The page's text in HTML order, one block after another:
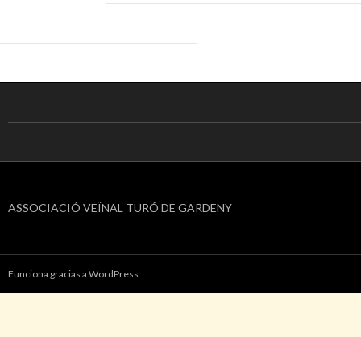
ASSOCIACIÓ VEÏNAL TURÓ DE GARDENY
Funciona gracias a WordPress